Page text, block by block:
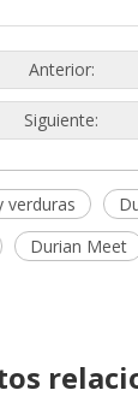
Anterior:
Siguiente:
verduras
Durian Meet